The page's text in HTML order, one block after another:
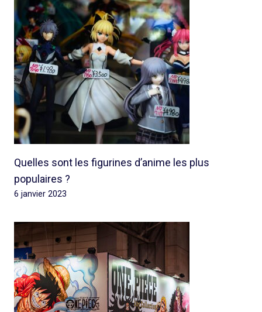
Quelles sont les figurines d’anime les plus
populaires ?
6 janvier 2023